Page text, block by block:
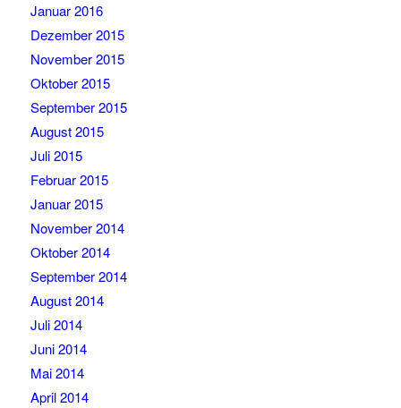
Januar 2016
Dezember 2015
November 2015
Oktober 2015
September 2015
August 2015
Juli 2015
Februar 2015
Januar 2015
November 2014
Oktober 2014
September 2014
August 2014
Juli 2014
Juni 2014
Mai 2014
April 2014